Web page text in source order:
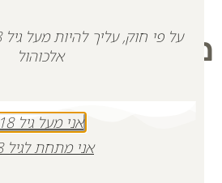
מוצרים קשורים
אלכוהול
אני מעל גיל 18
אני מתחת לגיל 18